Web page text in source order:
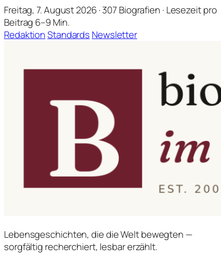
Freitag, 7. August 2026 · 307 Biografien · Lesezeit pro
Beitrag 6–9 Min.
RedaktionStandards Newsletter
Lebensgeschichten, die die Welt bewegten —
sorgfältig recherchiert, lesbar erzählt.